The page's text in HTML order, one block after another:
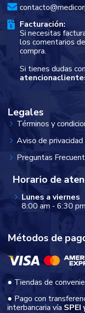
Facturación:
Si necesitas
los comentarios
compra.
Si tienes dudas
Legales
Términos y
Aviso de privacidad
Preguntas
Horario de
Lunes a viernes
8:00 am - 6:30 pm
Métodos de
● Tiendas de
● Pago con
interbancaria vía SPEI